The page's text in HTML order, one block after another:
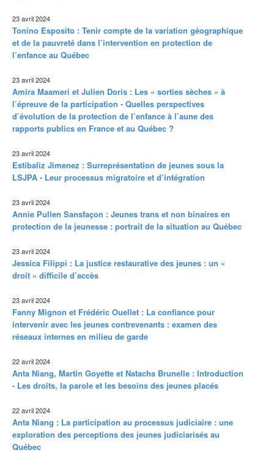
23 avril 2024
Tonino Esposito : Tenir compte de la variation géographique
et de la pauvreté dans l’intervention en protection de
l’enfance au Québec
23 avril 2024
Amira Maameri et Julien Doris : Les « sorties sèches » à
l’épreuve de la participation - Quelles perspectives
d’évolution de la protection de l’enfance à l’aune des
rapports publics en France et au Québec ?
23 avril 2024
Estibaliz Jimenez : Surreprésentation de jeunes sous la
LSJPA - Leur processus migratoire et d’intégration
23 avril 2024
Annie Pullen Sansfaçon : Jeunes trans et non binaires en
protection de la jeunesse : portrait de la situation au Québec
23 avril 2024
Jessica Filippi : La justice restaurative des jeunes : un «
droit » difficile d’accès
23 avril 2024
Fanny Mignon et Frédéric Ouellet : La confiance pour
intervenir avec les jeunes contrevenants : examen des
réseaux internes en milieu de garde
22 avril 2024
Anta Niang, Martin Goyette et Natacha Brunelle : Introduction
- Les droits, la parole et les besoins des jeunes placés
22 avril 2024
Anta Niang : La participation au processus judiciaire : une
exploration des perceptions des jeunes judiciarisés au
Québec